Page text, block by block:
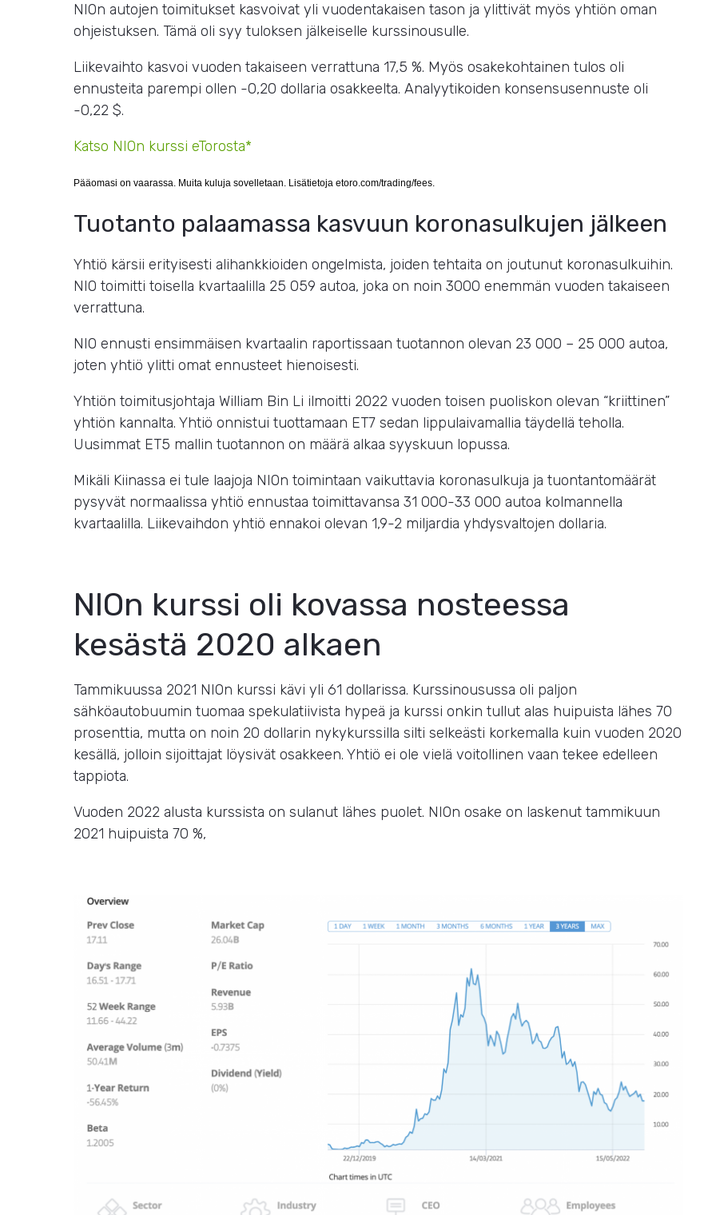
NIOn autojen toimitukset kasvoivat yli vuodentakaisen tason ja ylittivät myös yhtiön oman
ohjeistuksen. Tämä oli syy tuloksen jälkeiselle kurssinousulle.
Liikevaihto kasvoi vuoden takaiseen verrattuna 17,5 %. Myös osakekohtainen tulos oli
ennusteita parempi ollen -0,20 dollaria osakkeelta. Analyytikoiden konsensusennuste oli
-0,22 $.
Katso NIOn kurssi eTorosta*
Pääomasi on vaarassa. Muita kuluja sovelletaan. Lisätietoja etoro.com/trading/fees.
Tuotanto palaamassa kasvuun koronasulkujen jälkeen
Yhtiö kärsii erityisesti alihankkioiden ongelmista, joiden tehtaita on joutunut koronasulkuihin.
NIO toimitti toisella kvartaalilla 25 059 autoa, joka on noin 3000 enemmän vuoden takaiseen
verrattuna.
NIO ennusti ensimmäisen kvartaalin raportissaan tuotannon olevan 23 000 – 25 000 autoa,
joten yhtiö ylitti omat ennusteet hienoisesti.
Yhtiön toimitusjohtaja William Bin Li ilmoitti 2022 vuoden toisen puoliskon olevan “kriittinen”
yhtiön kannalta. Yhtiö onnistui tuottamaan ET7 sedan lippulaivamallia täydellä teholla.
Uusimmat ET5 mallin tuotannon on määrä alkaa syyskuun lopussa.
Mikäli Kiinassa ei tule laajoja NIOn toimintaan vaikuttavia koronasulkuja ja tuontantomäärät
pysyvät normaalissa yhtiö ennustaa toimittavansa 31 000-33 000 autoa kolmannella
kvartaalilla. Liikevaihdon yhtiö ennakoi olevan 1,9-2 miljardia yhdysvaltojen dollaria.
NIOn kurssi oli kovassa nosteessa
kesästä 2020 alkaen
Tammikuussa 2021 NIOn kurssi kävi yli 61 dollarissa. Kurssinousussa oli paljon
sähköautobuumin tuomaa spekulatiivista hypeä ja kurssi onkin tullut alas huipuista lähes 70
prosenttia, mutta on noin 20 dollarin nykykurssilla silti selkeästi korkemalla kuin vuoden 2020
kesällä, jolloin sijoittajat löysivät osakkeen. Yhtiö ei ole vielä voitollinen vaan tekee edelleen
tappiota.
Vuoden 2022 alusta kurssista on sulanut lähes puolet. NIOn osake on laskenut tammikuun
2021 huipuista 70 %,